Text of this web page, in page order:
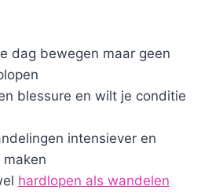
dag bewegen maar geen
blessure en wilt je conditie
intensiever en
hardlopen als wandelen